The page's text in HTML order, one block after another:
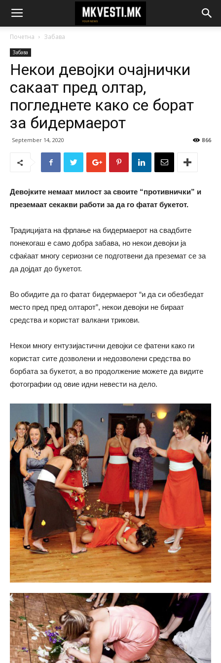
Почетна Забава
Забава
Некои девојки очајнички
сакаат пред олтар,
погледнете како се борат
за бидермаерот
September 14, 2020 866
Девојките немаат милост за своите “противнички” и
преземаат секакви работи за да го фатат букетот.
Традицијата на фрлање на бидермаерот на свадбите
понекогаш е само добра забава, но некои девојки ја
сфаќаат многу сериозни се подготвени да преземат се за
да дојдат до букетот.
Во обидите да го фатат бидермаерот “и да си обезбедат
место пред пред олтарот”, некои девојки не бираат
средства и користат валкани трикови.
Некои многу ентузијастични девојки се фатени како ги
користат сите дозволени и недозволени средства во
борбата за букетот, а во продолжение можете да видите
фотографии од овие идни невести на дело.